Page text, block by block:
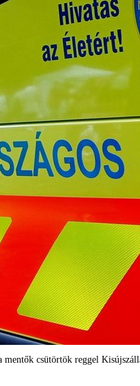
mentők csütörtök reggel